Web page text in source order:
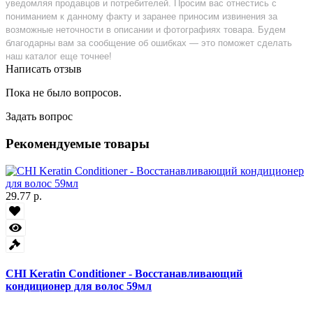
уведомляя продавцов и потребителей. Просим вас отнестись с
пониманием к данному факту и заранее приносим извинения за
возможные неточности в описании и фотографиях товара. Будем
благодарны вам за сообщение об ошибках — это поможет сделать
наш каталог еще точнее!
Написать отзыв
Пока не было вопросов.
Задать вопрос
Рекомендуемые товары
29.77 р.
CHI Keratin Conditioner - Восстанавливающий
кондиционер для волос 59мл